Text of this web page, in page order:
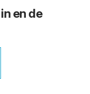
en de